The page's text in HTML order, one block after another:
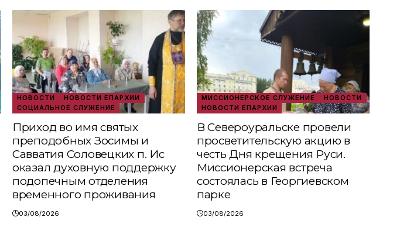
НОВОСТИ
НОВОСТИ ЕПАРХИИ
СОЦИАЛЬНОЕ СЛУЖЕНИЕ
Приход во имя святых
преподобных Зосимы и
Савватия Соловецких п. Ис
оказал духовную поддержку
подопечным отделения
временного проживания
03/08/2026
МИССИОНЕРСКОЕ СЛУЖЕНИЕ
НОВОСТИ
НОВОСТИ ЕПАРХИИ
В Североуральске провели
просветительскую акцию в
честь Дня крещения Руси.
Миссионерская встреча
состоялась в Георгиевском
парке
03/08/2026